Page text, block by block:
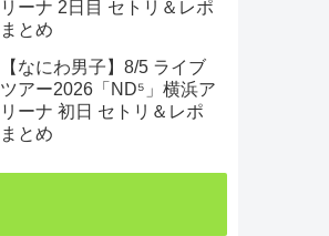
リーナ 2日目 セトリ＆レポ
まとめ
【なにわ男子】8/5 ライブ
ツアー2026「ND⁵」横浜ア
リーナ 初日 セトリ＆レポ
まとめ